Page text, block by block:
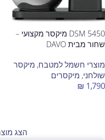
DSM 5450 מיקסר מקצועי –
שחור מבית DAVO
מוצרי חשמל למטבח, מיקסר
שולחני, מיקסרים
₪ 1,790
הצג